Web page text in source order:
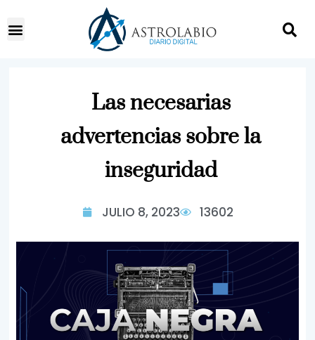
Las necesarias
advertencias sobre la
inseguridad
JULIO 8, 2023 13602